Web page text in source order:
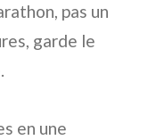
pas un
garde le
en une